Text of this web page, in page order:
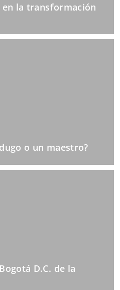
la transformación
o un maestro?
D.C. de la